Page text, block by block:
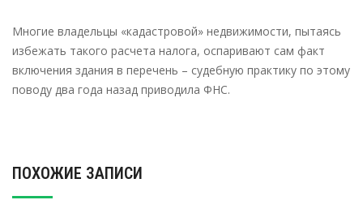
Многие владельцы «кадастровой» недвижимости, пытаясь
избежать такого расчета налога, оспаривают сам факт
включения здания в перечень – судебную практику по этому
поводу два года назад приводила ФНС.
ПОХОЖИЕ ЗАПИСИ